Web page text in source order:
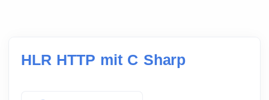
HLR HTTP mit C Sharp